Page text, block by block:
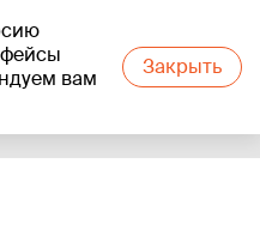
вам
Закрыть